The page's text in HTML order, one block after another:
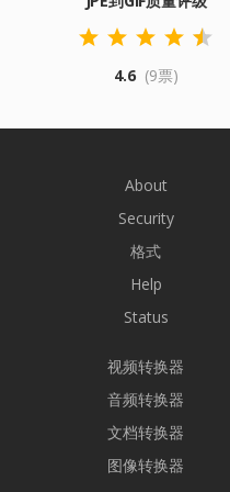
4.6 (9票)
About
Security
格式
Help
Status
视频转换器
音频转换器
文档转换器
图像转换器